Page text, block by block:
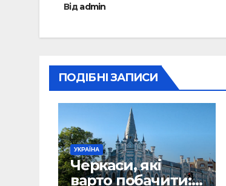
Відadmin
ПОДІБНІ ЗАПИСИ
УКРАЇНА
Черкаси, які
варто побачити: